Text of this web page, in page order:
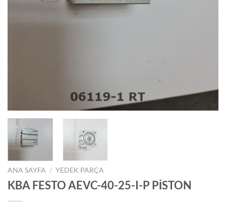
ANA SAYFA / YEDEK PARÇA
KBA FESTO AEVC-40-25-I-P PİSTON